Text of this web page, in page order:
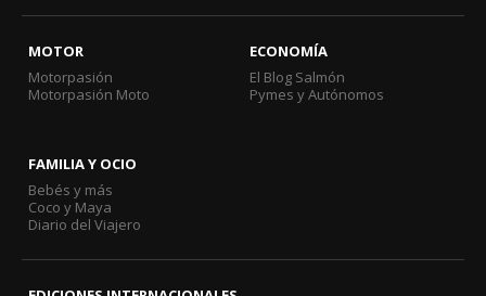
MOTOR
Motorpasión
Motorpasión Moto
ECONOMÍA
El Blog Salmón
Pymes y Autónomos
FAMILIA Y OCIO
Bebés y más
Coco y Maya
Diario del Viajero